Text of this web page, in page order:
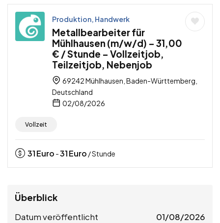
Produktion, Handwerk
Metallbearbeiter für
Mühlhausen (m/w/d) – 31,00
€ / Stunde – Vollzeitjob,
Teilzeitjob, Nebenjob
69242 Mühlhausen, Baden-Württemberg,
Deutschland
02/08/2026
Vollzeit
31Euro -31Euro / Stunde
Überblick
Datum veröffentlicht 01/08/2026